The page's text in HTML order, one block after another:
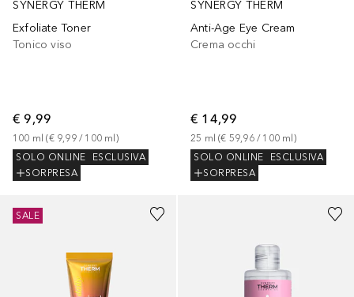
SYNERGY THERM
Exfoliate Toner
Tonico viso
€ 9,99
100 ml (€ 9,99 / 100 ml)
SOLO ONLINE
ESCLUSIVA
SORPRESA
SYNERGY THERM
Anti-Age Eye Cream
Crema occhi
€ 14,99
25 ml (€ 59,96 / 100 ml)
SOLO ONLINE
ESCLUSIVA
SORPRESA
SALE